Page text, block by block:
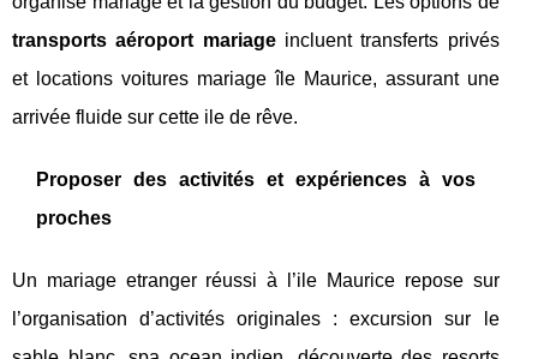
transports aéroport mariageincluent transferts privés
et locations voitures mariage île Maurice, assurant une
arrivée fluide sur cette ile de rêve.
Proposer des activités et expériences à vos
proches
Un mariage etranger réussi à l’ile Maurice repose sur
l’organisation d’activités originales : excursion sur le